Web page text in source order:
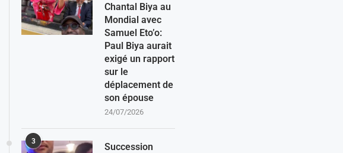
Chantal Biya au
Mondial avec
Samuel Eto’o:
Paul Biya aurait
exigé un rapport
sur le
déplacement de
son épouse
24/07/2026
3
Succession